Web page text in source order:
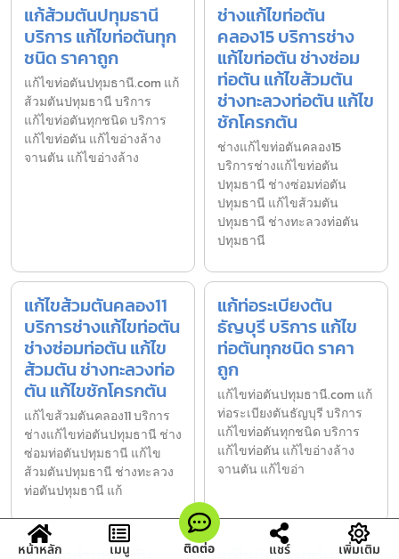
แก้ส้วมตันปทุมธานี
บริการ แก้ไขท่อตันทุก
ชนิด ราคาถูก
แก้ไขท่อตันปทุมธานี.com แก้
ส้วมตันปทุมธานี บริการ
แก้ไขท่อตันทุกชนิด บริการ
แก้ไขท่อตัน แก้ไขอ่างล้าง
จานตัน แก้ไขอ่างล้าง
ช่างแก้ไขท่อตัน
คลอง15 บริการช่าง
แก้ไขท่อตัน ช่างซ่อม
ท่อตัน แก้ไขส้วมตัน
ช่างทะลวงท่อตัน แก้ไข
ชักโครกตัน
ช่างแก้ไขท่อตันคลอง15
บริการช่างแก้ไขท่อตัน
ปทุมธานี ช่างซ่อมท่อตัน
ปทุมธานี แก้ไขส้วมตัน
ปทุมธานี ช่างทะลวงท่อตัน
ปทุมธานี
แก้ไขส้วมตันคลอง11
บริการช่างแก้ไขท่อตัน
ช่างซ่อมท่อตัน แก้ไข
ส้วมตัน ช่างทะลวงท่อ
ตัน แก้ไขชักโครกตัน
แก้ไขส้วมตันคลอง11 บริการ
ช่างแก้ไขท่อตันปทุมธานี ช่าง
ซ่อมท่อตันปทุมธานี แก้ไข
ส้วมตันปทุมธานี ช่างทะลวง
ท่อตันปทุมธานี แก้
แก้ท่อระเบียงตัน
ธัญบุรี บริการ แก้ไข
ท่อตันทุกชนิด ราคา
ถูก
แก้ไขท่อตันปทุมธานี.com แก้
ท่อระเบียงตันธัญบุรี บริการ
แก้ไขท่อตันทุกชนิด บริการ
แก้ไขท่อตัน แก้ไขอ่างล้าง
จานตัน แก้ไขอ่า
หน้าหลัก เมนู ติดต่อ แชร์ เพิ่มเติม